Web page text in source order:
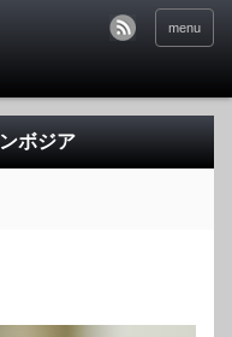
menu
ボジア